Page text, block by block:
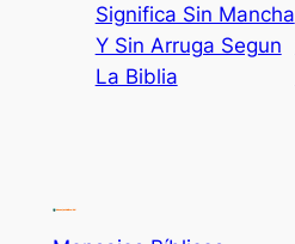
Significa Sin Mancha
Y Sin Arruga Segun
La Biblia